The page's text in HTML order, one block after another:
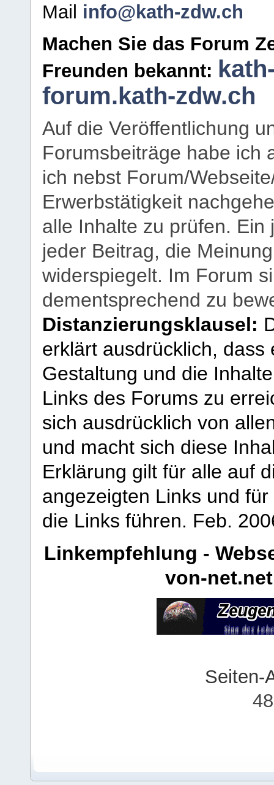
Mail info@kath-zdw.ch
Machen Sie das Forum
Freunden bekannt:
forum.kath-zdw.ch
Auf die Veröffentlichung
Forumsbeiträge habe ich
ich nebst Forum/
Erwerbstätigkeit
alle Inhalte zu prüfen.
jeder Beitrag, die
widerspiegelt. Im Forum
dementsprechend zu
Distanzierungsklausel:
erklärt ausdrücklich,
Gestaltung und die
Links des Forums zu
sich ausdrücklich von
und macht sich diese
Erklärung gilt für alle auf
angezeigten Links und
die Links führen. Feb.
Linkempfehlung -
von-net.net
Seiten-